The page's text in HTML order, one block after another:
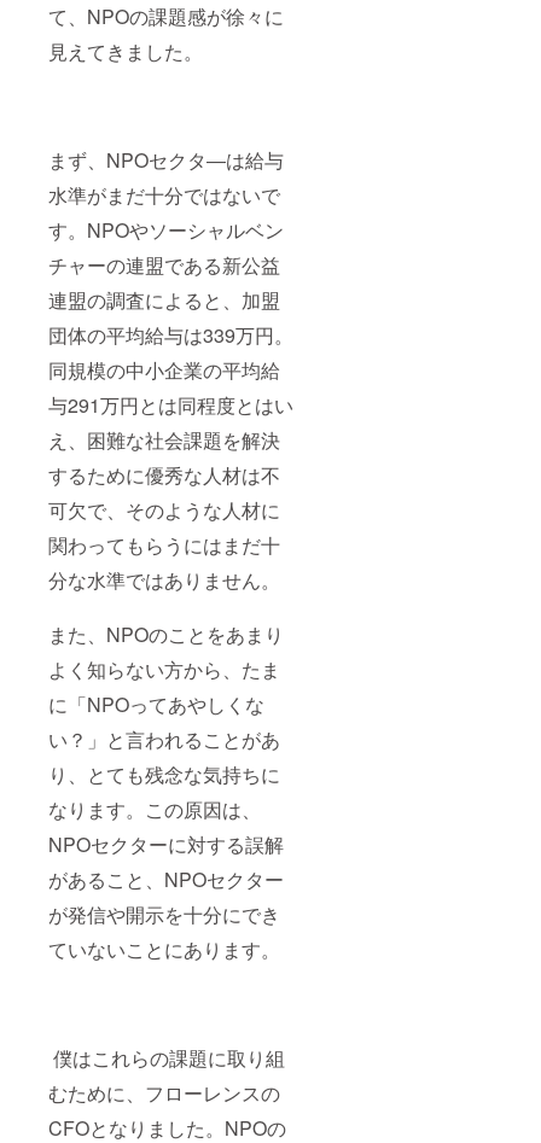
て、NPOの課題感が徐々に
見えてきました。
まず、NPOセクタ―は給与
水準がまだ十分ではないで
す。NPOやソーシャルベン
チャーの連盟である新公益
連盟の調査によると、加盟
団体の平均給与は339万円。
同規模の中小企業の平均給
与291万円とは同程度とはい
え、困難な社会課題を解決
するために優秀な人材は不
可欠で、そのような人材に
関わってもらうにはまだ十
分な水準ではありません。
また、NPOのことをあまり
よく知らない方から、たま
に「NPOってあやしくな
い？」と言われることがあ
り、とても残念な気持ちに
なります。この原因は、
NPOセクターに対する誤解
があること、NPOセクター
が発信や開示を十分にでき
ていないことにあります。
僕はこれらの課題に取り組
むために、フローレンスの
CFOとなりました。NPOの